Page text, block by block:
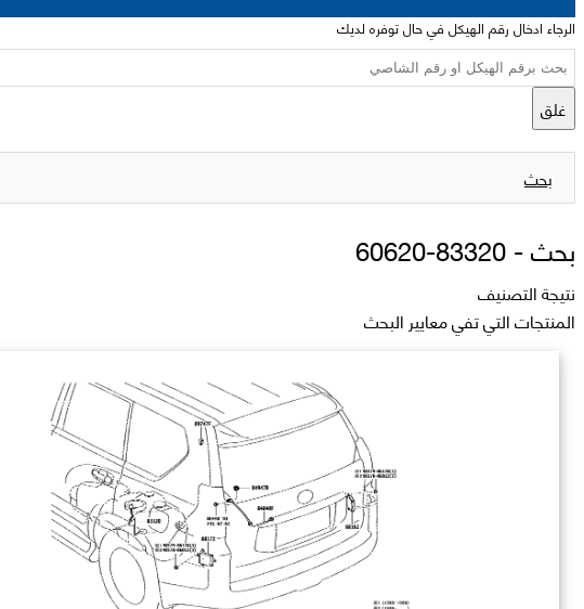
الرجاء ادخال رقم الهيكل في حال توفره لديك
غلق
بحث
بحث -83320-60620
نتيجة التصنيف
المنتجات التي تفي معايير البحث